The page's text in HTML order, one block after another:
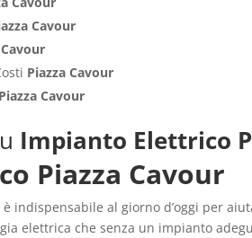
Cavour
Piazza Cavour
Piazza Cavour
Impianto Elettrico
Piazza Cavour
è indispensabile al giorno d’oggi per
elettrica che senza un impianto